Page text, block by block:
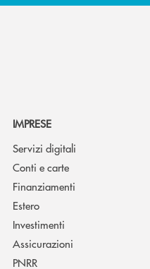
IMPRESE
Servizi digitali
Conti e carte
Finanziamenti
Estero
Investimenti
Assicurazioni
PNRR